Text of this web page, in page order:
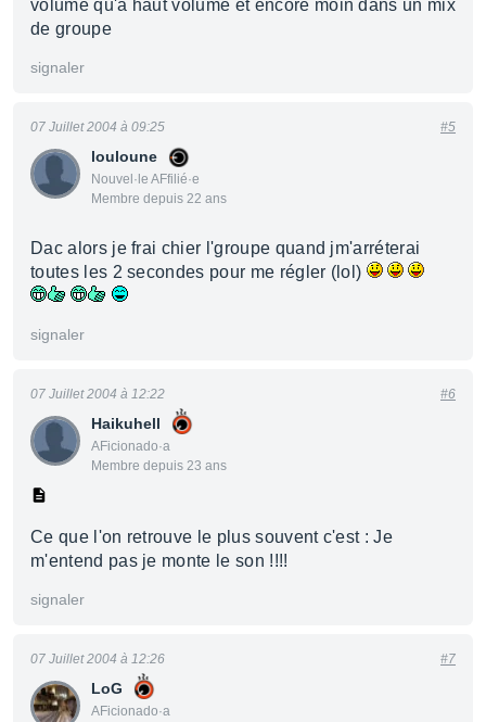
volume qu'a haut volume et encore moin dans un mix
de groupe
signaler
louloune
Nouvel·le AFfilié·e
Membre depuis 22 ans
07 Juillet 2004 à 09:25 #5
Dac alors je frai chier l'groupe quand jm'arréterai
toutes les 2 secondes pour me régler (lol)
signaler
Haikuhell
AFicionado·a
Membre depuis 23 ans
07 Juillet 2004 à 12:22 #6
Ce que l'on retrouve le plus souvent c'est : Je
m'entend pas je monte le son !!!!
signaler
LoG
AFicionado·a
07 Juillet 2004 à 12:26 #7